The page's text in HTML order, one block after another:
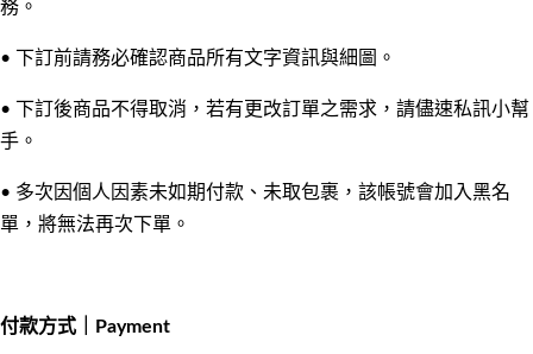
務。
• 下訂前請務必確認商品所有文字資訊與細圖。
•
下訂後商品不得取消，若有更改訂單之需求，請儘速私訊小幫
手。
• 多次因個人因素未如期付款、未取包裹，該帳號會加入黑名
單，將無法再次下單。
付款方式｜Payment